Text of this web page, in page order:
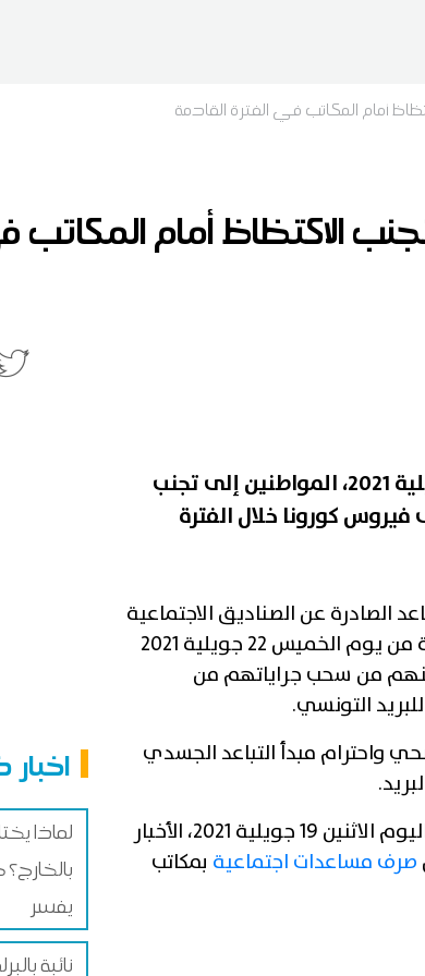
أمام المكاتب في الفترة القادمة
الاكتظاظ أمام المكاتب
لماذا
يفسر
نائبة
دعا البريد التونسي، في بلاغ اليوم 19 جويلية 2021، المواطنين إلى تجنب
كورونا خلال الفترة
الصادرة عن الصناديق الاجتماعية
( CNSS و CNRPS )، والتي سينطلق صرفها بداية من يوم الخميس 22 جويلية 2021
من سحب جراياتهم من
واحترام مبدأ التباعد الجسدي
ويشار إلى البريد التونسي نفى، في بلاغ صباح اليوم الاثنين 19 جويلية 2021، الأخبار
صرف مساعدات اجتماعية بمكاتب